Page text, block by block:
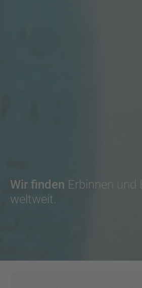
Wir finden Erbinnen und
weltweit.